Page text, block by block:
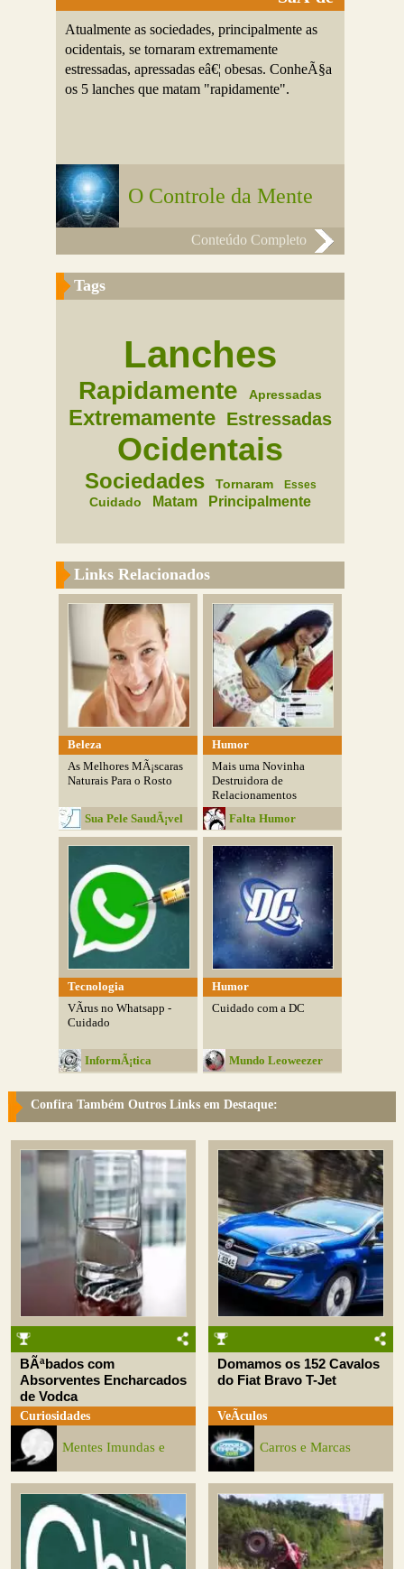
Atualmente as sociedades, principalmente as
ocidentais, se tornaram extremamente
estressadas, apressadas eâ€¦ obesas. ConheÃ§a
os 5 lanches que matam "rapidamente".
O Controle da Mente
Conteúdo Completo
Tags
Lanches
Rapidamente Apressadas
Extremamente Estressadas
Ocidentais
Sociedades Tornaram Esses
Cuidado Matam Principalmente
Links Relacionados
Beleza
As Melhores MÃ¡scaras
Naturais Para o Rosto
Sua Pele SaudÃ¡vel
Humor
Mais uma Novinha
Destruidora de
Relacionamentos
Falta Humor
Tecnologia
VÃ­rus no Whatsapp -
Cuidado
InformÃ¡tica
Humor
Cuidado com a DC
Mundo Leoweezer
Confira Também Outros Links em Destaque:
BÃªbados com
Absorventes Encharcados
de Vodca
Curiosidades
Mentes Imundas e
Domamos os 152 Cavalos
do Fiat Bravo T-Jet
VeÃ­culos
Carros e Marcas